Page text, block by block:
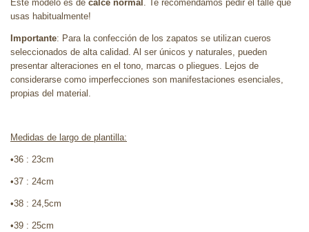
Este modelo es de calce normal . Te recomendamos pedir el talle que
usas habitualmente!
Importante: Para la confección de los zapatos se utilizan cueros
seleccionados de alta calidad. Al ser únicos y naturales, pueden
presentar alteraciones en el tono, marcas o pliegues. Lejos de
considerarse como imperfecciones son manifestaciones esenciales,
propias del material.
Medidas de largo de plantilla:
•36 : 23cm
•37 : 24cm
•38 : 24,5cm
•39 : 25cm